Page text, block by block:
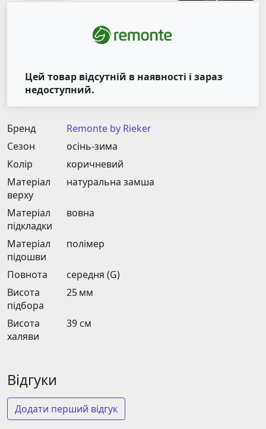
Цей товар відсутній в наявності і зараз
недоступний.
Бренд
Remonte by Rieker
Сезон
осінь-зима
Колір
коричневий
Матеріал
верху
натуральна замша
Матеріал
підкладки
вовна
Матеріал
підошви
полімер
Повнота
середня (G)
Висота
підбора
25 мм
Висота
халяви
39 см
Відгуки
Додати перший відгук